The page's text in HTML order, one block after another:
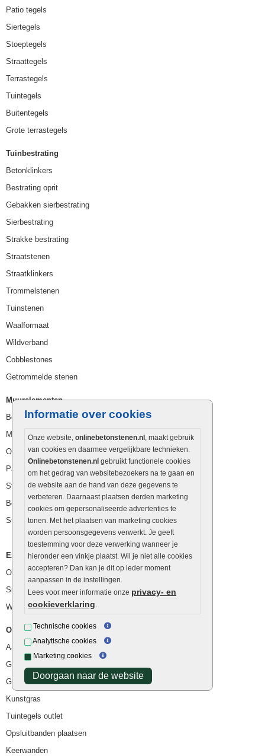
Informatie over cookies
Onze website, onlinebetonstenen.nl , maakt gebruik
van cookies en daarmee vergelijkbare technieken.
Onlinebetonstenen.nl gebruikt functionele cookies
om het gedrag van websitebezoekers na te gaan en
de website aan de hand van deze gegevens te
verbeteren. Daarnaast plaatsen derden marketing
cookies om gepersonaliseerde advertenties te
tonen. Met het plaatsen van marketing cookies
worden persoonsgegevens verwerkt. Je geeft
toestemming voor deze verwerking wanneer je
hieronder een vinkje plaatst. Wil je niet alle cookies
accepteren? Dan kan je dit op ieder moment
aanpassen in de instellingen.
Lees voor meer informatie onze privacy- en
cookieverklaring
Technische cookies
Analytische cookies
Marketing cookies
Doorgaan naar de website
Patio tegels
Siertegels
Stoeptegels
Straattegels
Terrastegels
Tuintegels
Buitentegels
Grote terrastegels
Tuinbestrating
Betonklinkers
Bestrating oprit
Gebakken sierbestrating
Sierbestrating
Strakke bestrating
Straatstenen
Straatklinkers
Trommelstenen
Tuinstenen
Waalformaat
Wildverband
Cobblestones
Getrommelde stenen
Muurelementen
Betonbielzen
Muurstenen
Opsluitbanden
Palissaden
Stapelblokken
Betonblokken
Stapelstenen
Extra benodigdheden
Ophoogzand
Siergrind en siersplit
Waterafvoer
Overig
Aanbiedingen
Goedkope bestrating
Goedkope tuintegels
Kunstgras
Tuintegels outlet
Opsluitbanden plaatsen
Keerwanden